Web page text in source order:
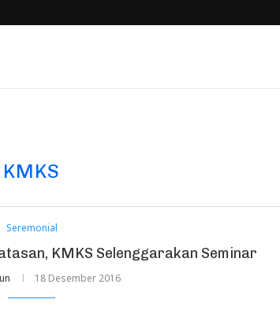
KMKS
Seremonial
KMKS Selenggarakan Seminar
18 Desember 2016